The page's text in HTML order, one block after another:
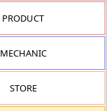
PRODUCT
MECHANIC
STORE